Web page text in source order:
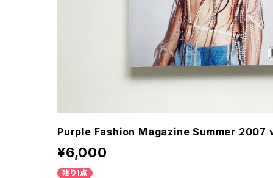
Purple Fashion Magazine Summer 2007
¥6,000
残り1点